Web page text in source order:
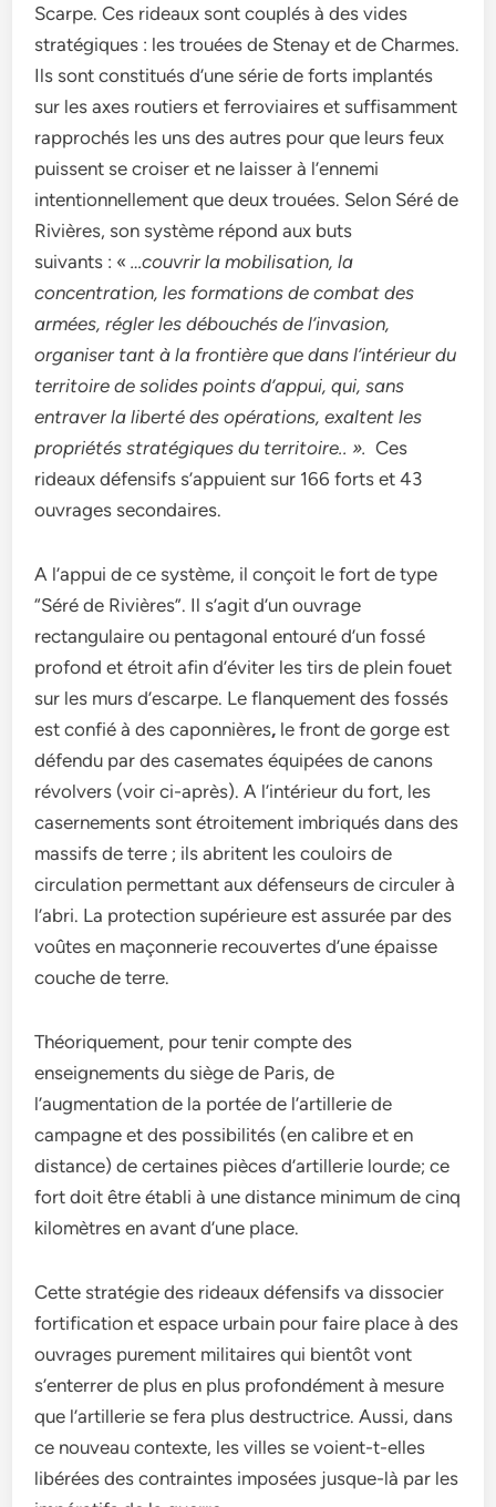
Scarpe. Ces rideaux sont couplés à des vides
stratégiques : les trouées de Stenay et de Charmes.
Ils sont constitués d’une série de forts implantés
sur les axes routiers et ferroviaires et suffisamment
rapprochés les uns des autres pour que leurs feux
puissent se croiser et ne laisser à l’ennemi
intentionnellement que deux trouées. Selon Séré de
Rivières, son système répond aux buts
suivants : «…couvrir la mobilisation, la
concentration, les formations de combat des
armées, régler les débouchés de l’invasion,
organiser tant à la frontière que dans l’intérieur du
territoire de solides points d’appui, qui, sans
entraver la liberté des opérations, exaltent les
propriétés stratégiques du territoire.. ». Ces
rideaux défensifs s’appuient sur 166 forts et 43
ouvrages secondaires.
A l’appui de ce système, il conçoit le fort de type
“Séré de Rivières”. Il s’agit d’un ouvrage
rectangulaire ou pentagonal entouré d’un fossé
profond et étroit afin d’éviter les tirs de plein fouet
sur les murs d’escarpe. Le flanquement des fossés
est confié à des caponnières, le front de gorge est
défendu par des casemates équipées de canons
révolvers (voir ci-après). A l’intérieur du fort, les
casernements sont étroitement imbriqués dans des
massifs de terre ; ils abritent les couloirs de
circulation permettant aux défenseurs de circuler à
l’abri. La protection supérieure est assurée par des
voûtes en maçonnerie recouvertes d’une épaisse
couche de terre.
Théoriquement, pour tenir compte des
enseignements du siège de Paris, de
l’augmentation de la portée de l’artillerie de
campagne et des possibilités (en calibre et en
distance) de certaines pièces d’artillerie lourde; ce
fort doit être établi à une distance minimum de cinq
kilomètres en avant d’une place.
Cette stratégie des rideaux défensifs va dissocier
fortification et espace urbain pour faire place à des
ouvrages purement militaires qui bientôt vont
s’enterrer de plus en plus profondément à mesure
que l’artillerie se fera plus destructrice. Aussi, dans
ce nouveau contexte, les villes se voient-t-elles
libérées des contraintes imposées jusque-là par les